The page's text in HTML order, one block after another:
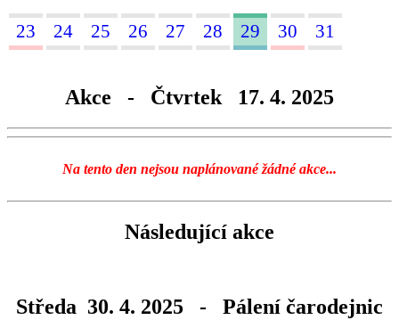
23 24 25 26 27 28 29 30 31
Akce - Čtvrtek 17. 4. 2025
Na tento den nejsou naplánované žádné akce...
Následující akce
Středa 30. 4. 2025 - Pálení čarodejnic